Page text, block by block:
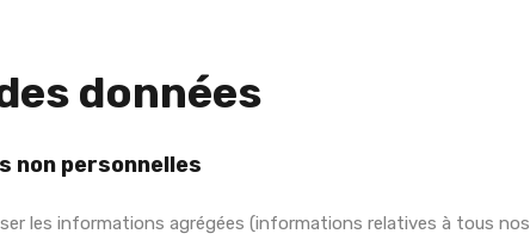
données
non personnelles
les informations agrégées (informations relatives à tous nos